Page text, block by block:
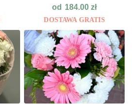
od 184.00zł
DOSTAWA GRATIS